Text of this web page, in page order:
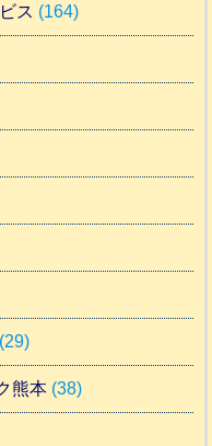
ス (164)
(29)
熊本 (38)